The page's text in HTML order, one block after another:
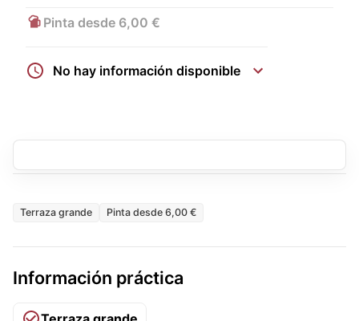
Pinta desde 6,00 €
No hay información disponible
Terraza grande Pinta desde 6,00 €
Información práctica